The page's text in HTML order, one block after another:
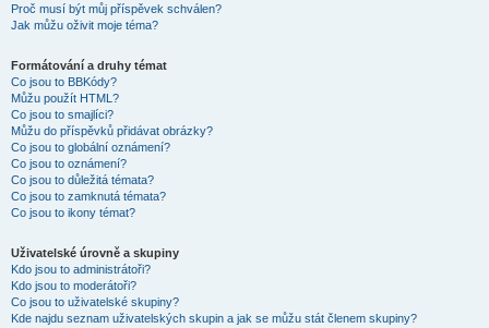
Proč musí být můj příspěvek schválen?
Jak můžu oživit moje téma?
Formátování a druhy témat
Co jsou to BBKódy?
Můžu použít HTML?
Co jsou to smajlíci?
Můžu do příspěvků přidávat obrázky?
Co jsou to globální oznámení?
Co jsou to oznámení?
Co jsou to důležitá témata?
Co jsou to zamknutá témata?
Co jsou to ikony témat?
Uživatelské úrovně a skupiny
Kdo jsou to administrátoři?
Kdo jsou to moderátoři?
Co jsou to uživatelské skupiny?
Kde najdu seznam uživatelských skupin a jak se můžu stát členem skupiny?